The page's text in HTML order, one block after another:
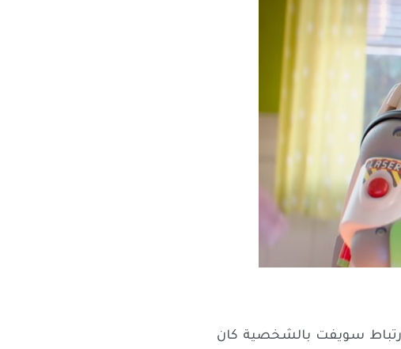
ارتباط سويفت بالشخصية كان